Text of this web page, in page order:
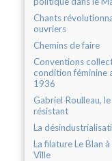
Chants
ouvriers
Chemins de faire
Conventions
condition féminine
1936
Gabriel Roulleau,
résistant
La
La filature Le Blan
Ville